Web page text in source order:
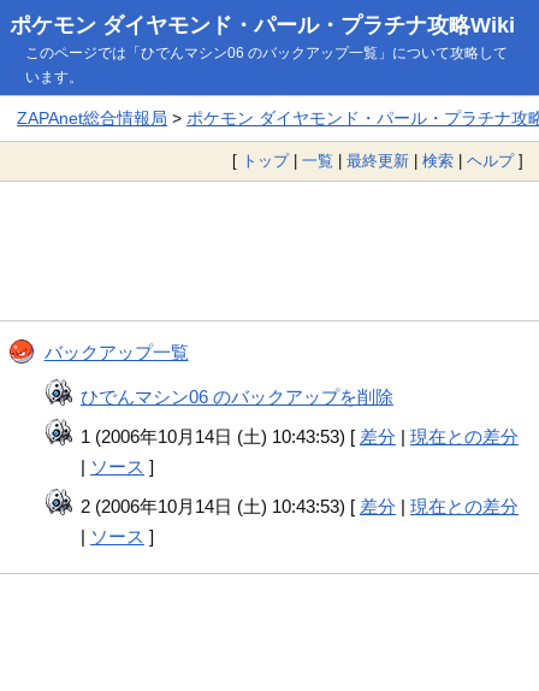
ポケモン ダイヤモンド・パール・プラチナ攻略Wiki
このページでは「ひでんマシン06 のバックアップ一覧」について攻略して
います。
ZAPAnet総合情報局 > ポケモン ダイヤモンド・パール・プラチナ攻
[ トップ| 一覧 | 最終更新 | 検索 | ヘルプ]
バックアップ一覧
ひでんマシン06 のバックアップを削除
1 (2006年10月14日 (土) 10:43:53) [ 差分 |現在との差分
| ソース ]
2 (2006年10月14日 (土) 10:43:53) [ 差分 |現在との差分
| ソース ]